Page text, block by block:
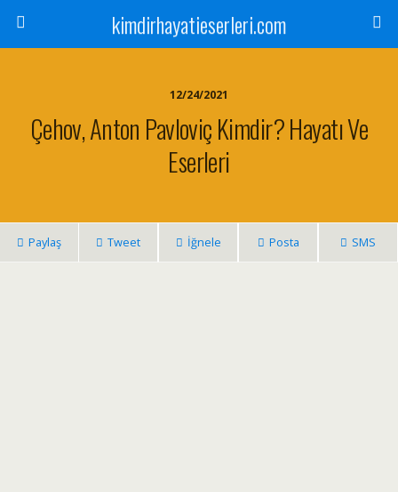
kimdirhayatieserleri.com
12/24/2021
Çehov, Anton Pavloviç Kimdir? Hayatı Ve
Eserleri
Paylaş Tweet İğnele Posta SMS